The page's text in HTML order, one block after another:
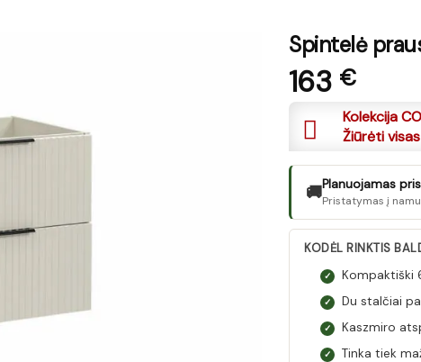
Spintelė
163 €
Kolekcija
Žiūrėti
🚚Planuojamas
Pristatymas į
KODĖL RINKTIS
✓ Kompaktiški
✓ Du stalčiai
✓ Kaszmiro
✓ Tinka tiek